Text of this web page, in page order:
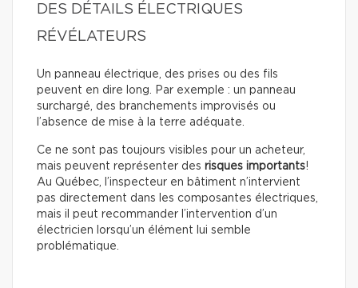
DES DÉTAILS ÉLECTRIQUES
RÉVÉLATEURS
Un panneau électrique, des prises ou des fils
peuvent en dire long. Par exemple : un panneau
surchargé, des branchements improvisés ou
l’absence de mise à la terre adéquate.
Ce ne sont pas toujours visibles pour un acheteur,
mais peuvent représenter des risques importants!
Au Québec, l’inspecteur en bâtiment n’intervient
pas directement dans les composantes électriques,
mais il peut recommander l’intervention d’un
électricien lorsqu’un élément lui semble
problématique.